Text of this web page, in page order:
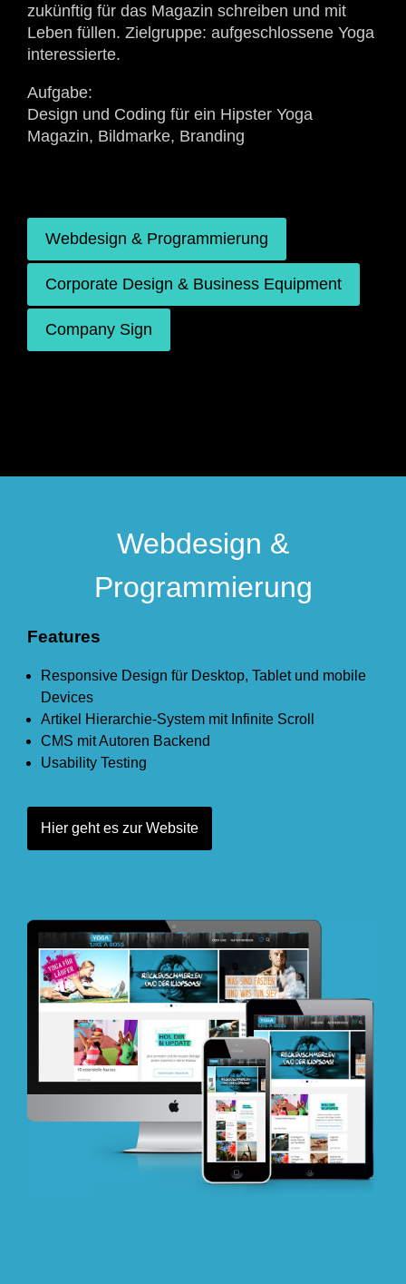
zukünftig für das Magazin schreiben und mit
Leben füllen. Zielgruppe: aufgeschlossene Yoga
interessierte.
Aufgabe:
Design und Coding für ein Hipster Yoga
Magazin, Bildmarke, Branding
Webdesign & Programmierung
Corporate Design & Business Equipment
Company Sign
Webdesign &
Programmierung
Features
Responsive Design für Desktop, Tablet und mobile
Devices
Artikel Hierarchie-System mit Infinite Scroll
CMS mit Autoren Backend
Usability Testing
Hier geht es zur Website